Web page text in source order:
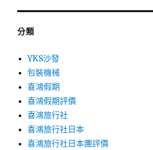
分類
YKS沙發
包裝機械
喜鴻假期
喜鴻假期評價
喜鴻旅行社
喜鴻旅行社日本
喜鴻旅行社日本團評價